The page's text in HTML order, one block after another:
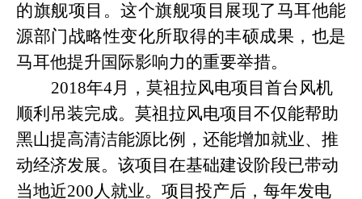
的旗舰项目。这个旗舰项目展现了马耳他能
源部门战略性变化所取得的丰硕成果，也是
马耳他提升国际影响力的重要举措。
2018年4月，莫祖拉风电项目首台风机
顺利吊装完成。莫祖拉风电项目不仅能帮助
黑山提高清洁能源比例，还能增加就业、推
动经济发展。该项目在基础建设阶段已带动
当地近200人就业。项目投产后，每年发电